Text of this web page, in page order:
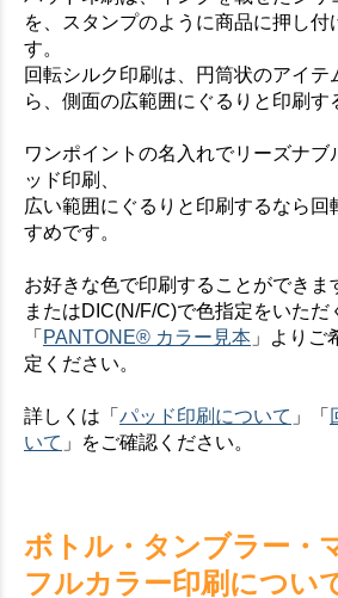
を、スタンプのように商品に押し付
す。
回転シルク印刷は、円筒状のアイテ
ら、側面の広範囲にぐるりと印刷す
ワンポイントの名入れでリーズナブ
ッド印刷、
広い範囲にぐるりと印刷するなら回
すめです。
お好きな色で印刷することができま
またはDIC(N/F/C)で色指定をいただ
「 PANTONE® カラー見本 」よりご
定ください。
詳しくは「 パッド印刷について 」「
いて 」をご確認ください。
ボトル・タンブラー・
フルカラー印刷につい